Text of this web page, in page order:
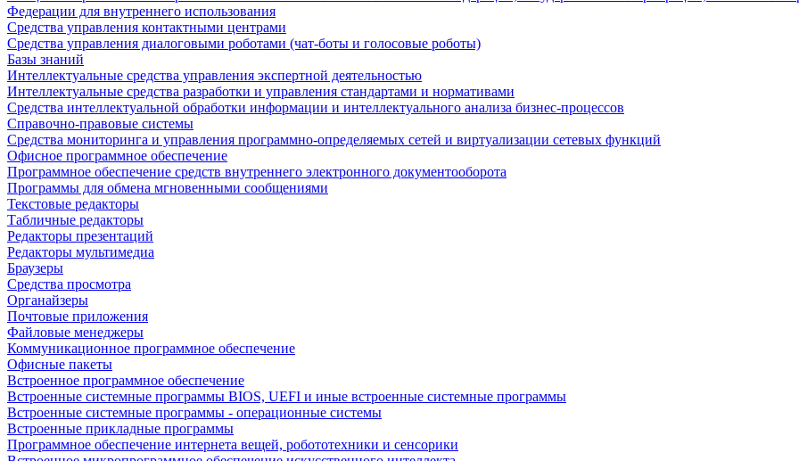
Федерации для внутреннего использования
Средства управления контактными центрами
Средства управления диалоговыми роботами (чат-боты и голосовые роботы)
Базы знаний
Интеллектуальные средства управления экспертной деятельностью
Интеллектуальные средства разработки и управления стандартами и нормативами
Средства интеллектуальной обработки информации и интеллектуального анализа бизнес-процессов
Справочно-правовые системы
Средства мониторинга и управления программно-определяемых сетей и виртуализации сетевых функций
Офисное программное обеспечение
Программное обеспечение средств внутреннего электронного документооборота
Программы для обмена мгновенными сообщениями
Текстовые редакторы
Табличные редакторы
Редакторы презентаций
Редакторы мультимедиа
Браузеры
Средства просмотра
Органайзеры
Почтовые приложения
Файловые менеджеры
Коммуникационное программное обеспечение
Офисные пакеты
Встроенное программное обеспечение
Встроенные системные программы BIOS, UEFI и иные встроенные системные программы
Встроенные системные программы - операционные системы
Встроенные прикладные программы
Программное обеспечение интернета вещей, робототехники и сенсорики